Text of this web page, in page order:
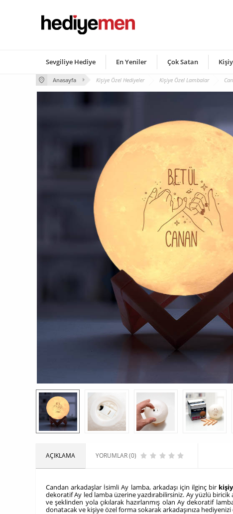
Sevgiliye Hediye En Yeniler Çok Satan
Anasayfa Kişiye Özel Hediyeler Kişiye Özel Lambalar
AÇIKLAMA YORUMLAR (0)
Candan arkadaşlar İsimli Ay lamba, arkadaşı için ilginç bir
dekoratif Ay led lamba üzerine yazdırabilirsiniz. Ay yüzlü biricik
ve şeklinden yola çıkılarak hazırlanmış olan Ay dekoratif
donatacak ve kişiye özel forma sokarak arkadaşınıza